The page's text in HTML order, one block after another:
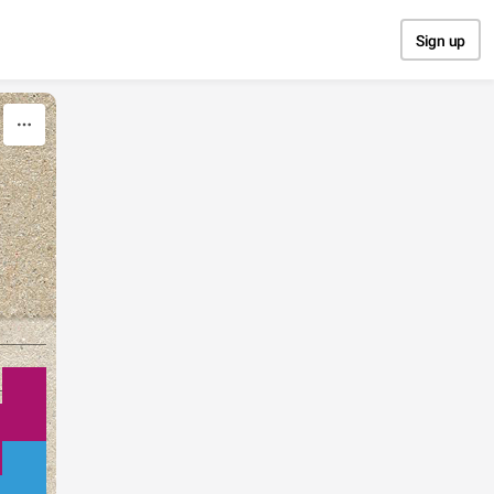
Sign up